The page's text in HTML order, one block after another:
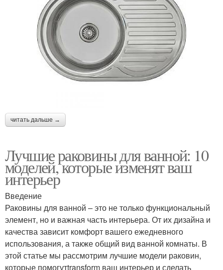
читать дальше →
Лучшие раковины для ванной: 10
моделей, которые изменят ваш
интерьер
Введение
Раковины для ванной – это не только функциональный
элемент, но и важная часть интерьера. От их дизайна и
качества зависит комфорт вашего ежедневного
использования, а также общий вид ванной комнаты. В
этой статье мы рассмотрим лучшие модели раковин,
которые помогутtransform ваш интерьер и сделать